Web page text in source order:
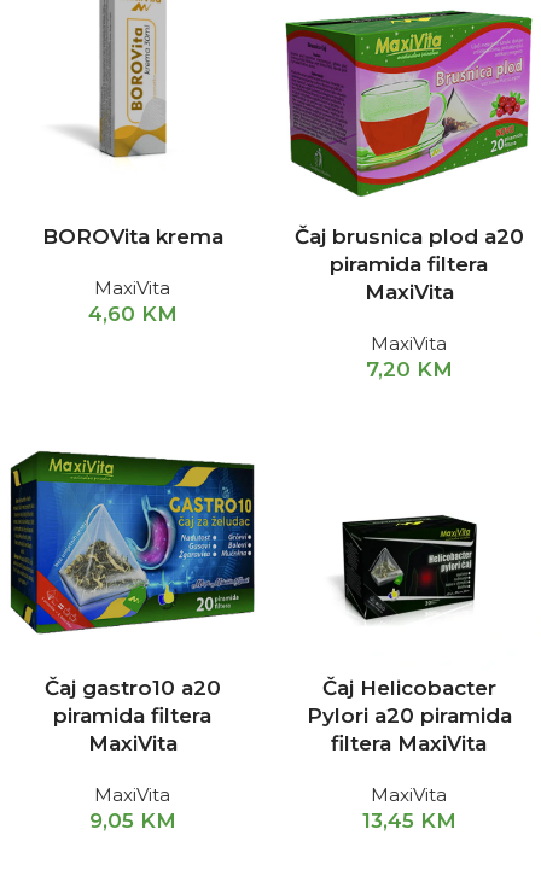
BOROVita krema
MaxiVita
4,60 KM
Čaj brusnica plod a20
piramida filtera
MaxiVita
MaxiVita
7,20 KM
Čaj gastro10 a20
piramida filtera
MaxiVita
MaxiVita
9,05 KM
Čaj Helicobacter
Pylori a20 piramida
filtera MaxiVita
MaxiVita
13,45 KM